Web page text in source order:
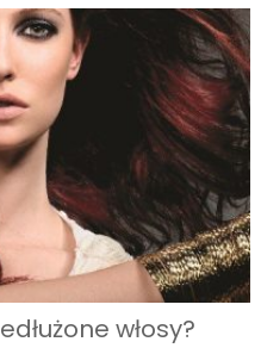
włosy?